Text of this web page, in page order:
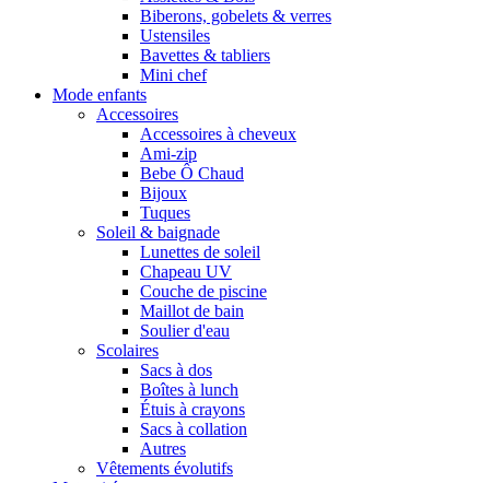
Biberons, gobelets & verres
Ustensiles
Bavettes & tabliers
Mini chef
Mode enfants
Accessoires
Accessoires à cheveux
Ami-zip
Bebe Ô Chaud
Bijoux
Tuques
Soleil & baignade
Lunettes de soleil
Chapeau UV
Couche de piscine
Maillot de bain
Soulier d'eau
Scolaires
Sacs à dos
Boîtes à lunch
Étuis à crayons
Sacs à collation
Autres
Vêtements évolutifs